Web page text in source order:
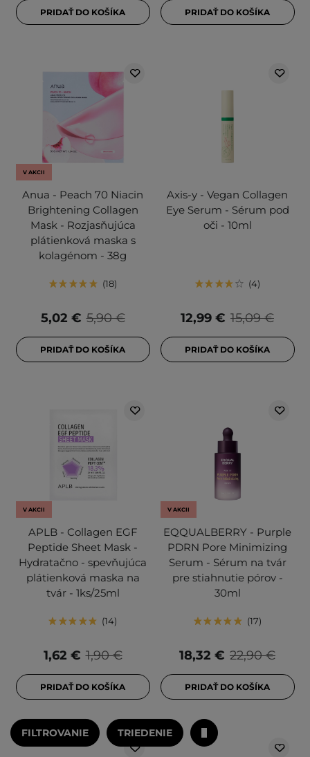
PRIDAŤ DO KOŠÍKA PRIDAŤ DO KOŠÍKA
V AKCII
Anua - Peach 70 Niacin
Brightening Collagen
Mask - Rozjasňujúca
plátienková maska s
kolagénom - 38g
18
5,90 €
5,02 €
PRIDAŤ DO KOŠÍKA
Axis-y - Vegan Collagen
Eye Serum - Sérum pod
oči - 10ml
4
15,09 €
12,99 €
PRIDAŤ DO KOŠÍKA
V AKCII
APLB - Collagen EGF
Peptide Sheet Mask -
Hydratačno - spevňujúca
plátienková maska na
tvár - 1ks/25ml
14
1,90 €
1,62 €
PRIDAŤ DO KOŠÍKA
V AKCII
EQQUALBERRY - Purple
PDRN Pore Minimizing
Serum - Sérum na tvár
pre stiahnutie pórov -
30ml
17
22,90 €
18,32 €
PRIDAŤ DO KOŠÍKA
FILTROVANIE TRIEDENIE